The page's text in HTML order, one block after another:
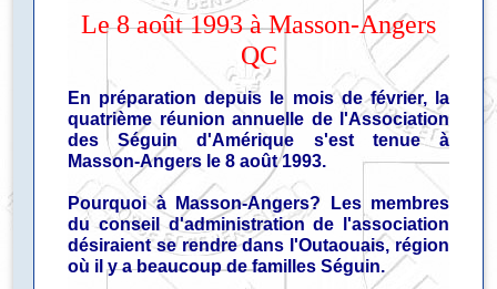
Le 8 août 1993 à Masson-Angers
QC
En préparation depuis le mois de février, la
quatrième réunion annuelle de l'Association
des Séguin d'Amérique s'est tenue à
Masson-Angers le 8 août 1993.
Pourquoi à Masson-Angers? Les membres
du conseil d'administration de l'association
désiraient se rendre dans l'Outaouais, région
où il y a beaucoup de familles Séguin.